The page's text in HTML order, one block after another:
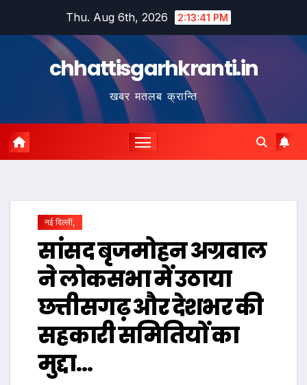
Thu. Aug 6th, 2026 2:13:42 PM
chhattisgarhkranti.in
खबर मतलब क्रान्ति
नई दिल्ली,
सांसद बृजमोहन अग्रवाल
ने लोकसभा में उठाया
छत्तीसगढ़ और देशभर की
सहकारी समितियों का
मुद्दा…